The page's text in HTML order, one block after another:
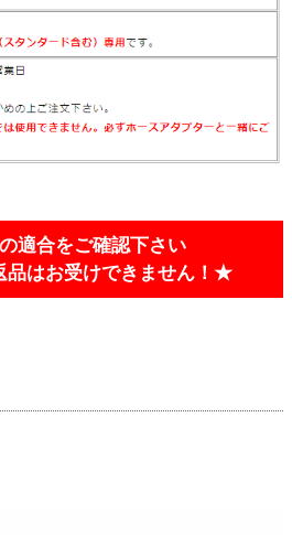
適合をご確認下さい
はお受けできません！★